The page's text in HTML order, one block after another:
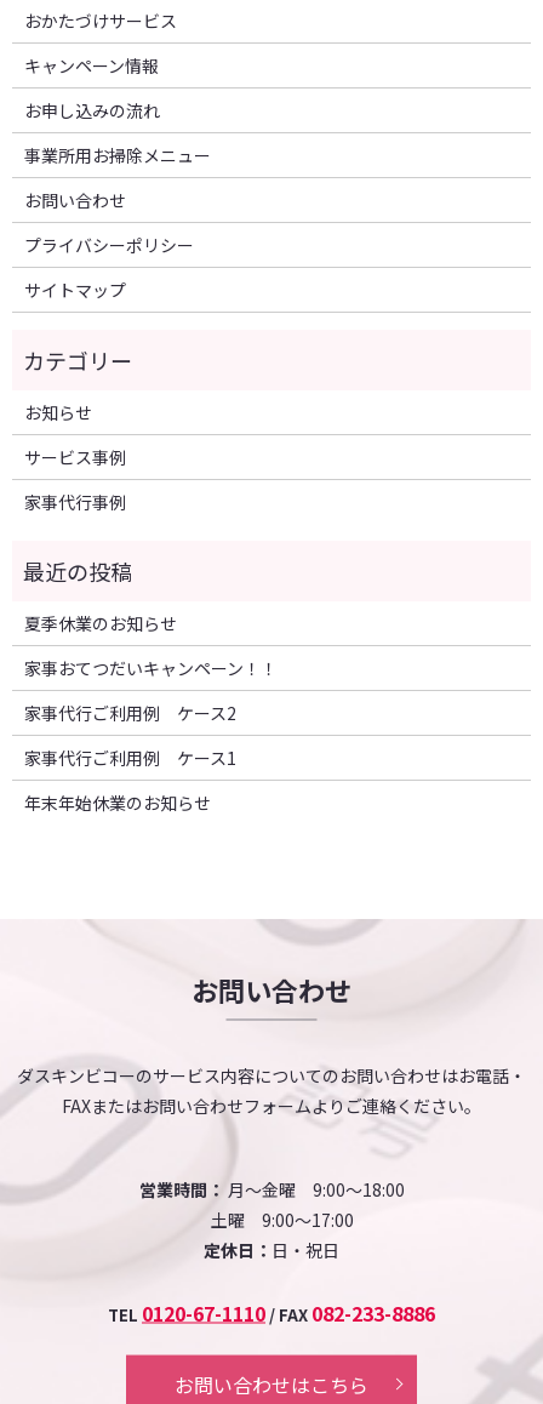
おかたづけサービス
キャンペーン情報
お申し込みの流れ
事業所用お掃除メニュー
お問い合わせ
プライバシーポリシー
サイトマップ
お知らせ
サービス事例
家事代行事例
夏季休業のお知らせ
家事おてつだいキャンペーン！！
家事代行ご利用例 ケース2
家事代行ご利用例 ケース1
年末年始休業のお知らせ
お問い合わせ
ダスキンビコーのサービス内容についてのお問い合わせはお電話・
FAXまたはお問い合わせフォームよりご連絡ください。
営業時間： 月～金曜 9:00～18:00
土曜 9:00～17:00
定休日： 日・祝日
TEL 0120-67-1110 / FAX 082-233-8886
お問い合わせはこちら